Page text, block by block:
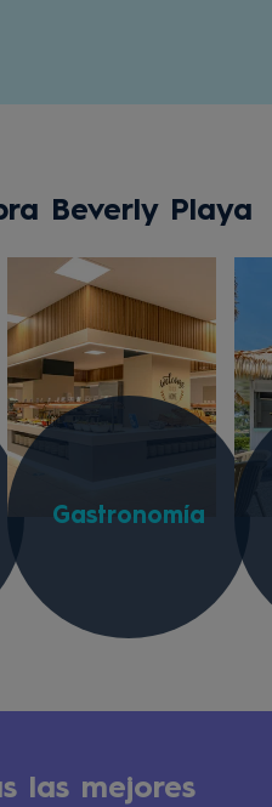
Beverly Playa
Gastronomía
las mejores